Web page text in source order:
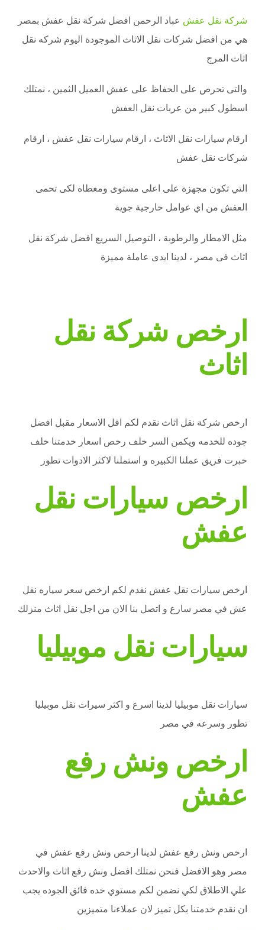
شركة نقل عفش عباد الرحمن افضل شركة نقل عفش بمصر
هي من افضل شركات نقل الاثاث الموجودة اليوم شركه نقل
اثاث المرج
والتى تحرص على الحفاظ على عفش العميل الثمين ، نمتلك
اسطول كبير من عربات نقل العفش
ارقام سيارات نقل الاثاث ، ارقام سيارات نقل عفش ، ارقام
شركات نقل عفش
التي تكون مجهزة على اعلى مستوى ومغطاه لكى تحمى
العفش من اي عوامل خارجية جوية
مثل الامطار والرطوبة ، التوصيل السريع افضل شركة نقل
اثاث فى مصر ، لدينا ايدى عاملة مميزة
ارخص شركة نقل
اثاث
ارخص شركة نقل اثاث نقدم لكم اقل الاسعار مقبل افضل
جوده للخدمه ويكمن السر خلف رخص اسعار خدمتنا خلف
خبرت فريق عملنا الكبيره و استملنا لاكثر الادوات تطور
ارخص سيارات نقل
عفش
ارخص سيارات نقل عفش نقدم لكم ارخص سعر سياره نقل
عش في مصر سارع و اتصل بنا الان من اجل نقل اثاث منزلك
سيارات نقل موبيليا
سيارات نقل موبيليا لدينا اسرع و اكثر سيرات نقل موبيليا
تطور وسرعه في مصر
ارخص ونش رفع
عفش
ارخص ونش رفع عفش لدينا ارخص ونش رفع عفش في
مصر وهو الافضل فنحن نمتلك افضل ونش رفع اثاث والاحدث
علي الاطلاق لكي نضمن لكم مستوي خده فائق الجوده يجب
ان نقدم خدمتنا بكل تميز لان عملاءنا متميزين